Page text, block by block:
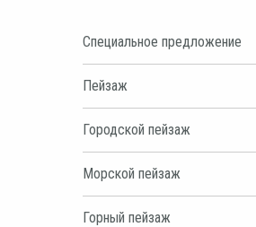
Специальное предложение
Пейзаж
Городской пейзаж
Морской пейзаж
Горный пейзаж